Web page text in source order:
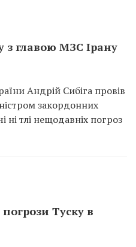
з главою МЗС Ірану
Андрій Сибіга провів
закордонних
ні тлі нещодавніх погроз
Туску в